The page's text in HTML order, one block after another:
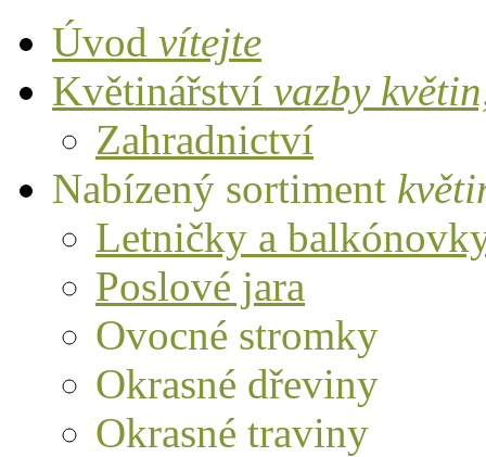
Úvod vítejte
Květinářství vazby
Zahradnictví
Nabízený sortiment
Letničky a
Poslové jara
Ovocné stromky
Okrasné dřeviny
Okrasné traviny